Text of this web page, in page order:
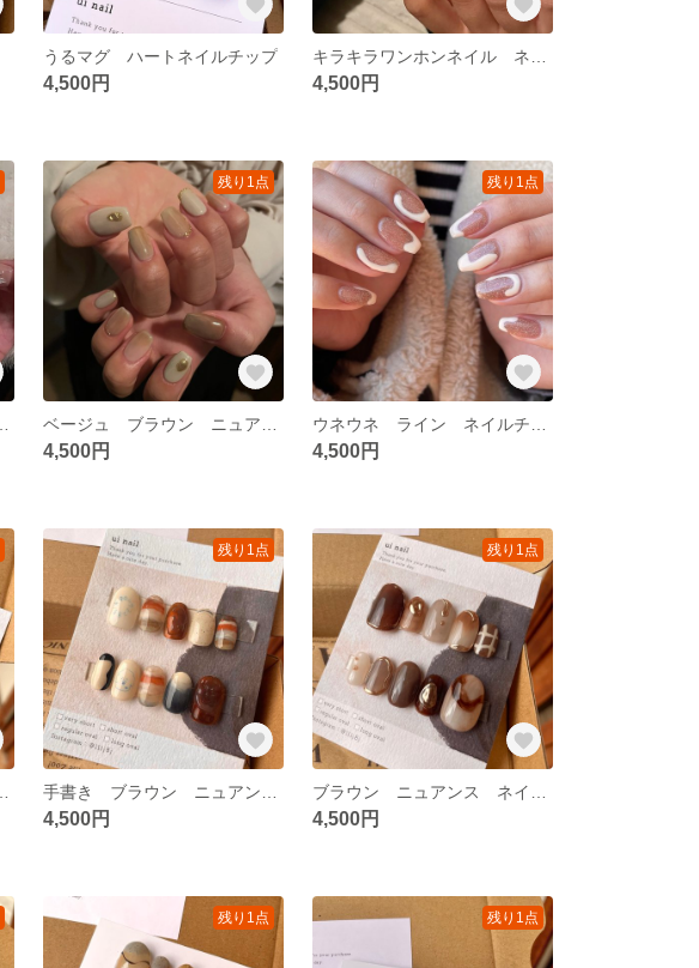
うるマグ ハートネイルチップ
4,500円 4,500円
残り1点
4,500円
残り1点
4,500円
残り1点
4,500円
残り1点
4,500円
残り1点 残り1点